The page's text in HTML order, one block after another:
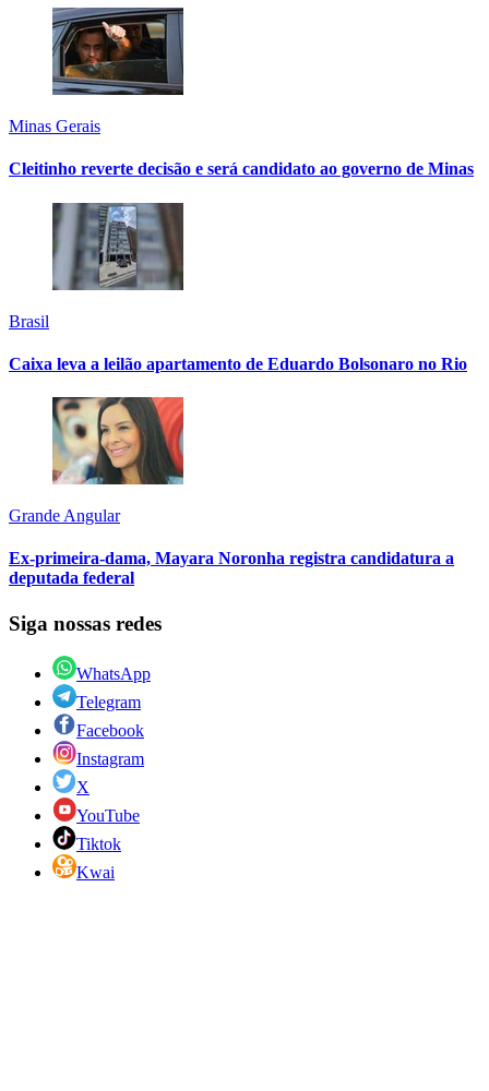
Minas Gerais
Cleitinho reverte decisão e será candidato ao governo de Minas
Brasil
Caixa leva a leilão apartamento de Eduardo Bolsonaro no Rio
Grande Angular
Ex-primeira-dama, Mayara Noronha registra candidatura a
deputada federal
Siga nossas redes
WhatsApp
Telegram
Facebook
Instagram
X
YouTube
Tiktok
Kwai